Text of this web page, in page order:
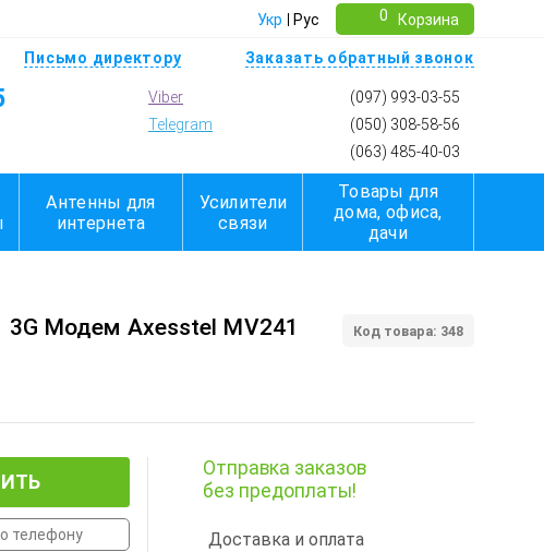
Укр Рус 0 Корзина
Письмо директору Заказать обратный звонок
Viber
Telegram
(097) 993-03-55
(050) 308-58-56
(063) 485-40-03
Антенны для
интернета
Усилители
связи
Товары для
дома, офиса,
дачи
3G Модем Axesstel MV241
Код товара: 348
телефону
Отправка заказов
без предоплаты!
Доставка и оплата